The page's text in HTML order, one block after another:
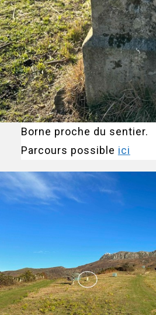
Borne proche du sentier.
Parcours possible ici